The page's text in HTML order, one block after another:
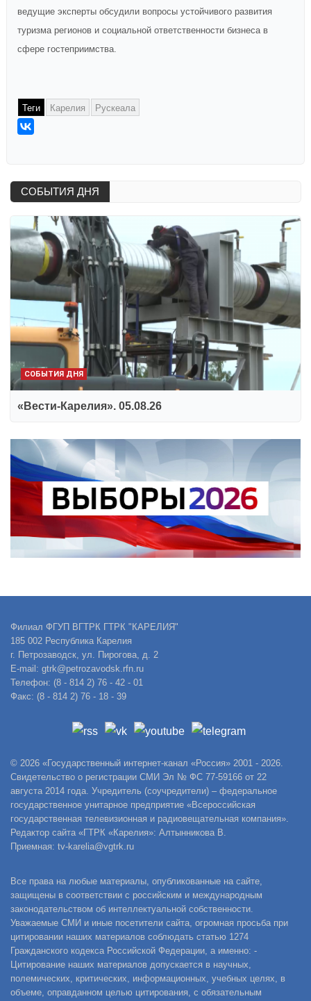
ведущие эксперты обсудили вопросы устойчивого развития
туризма регионов и социальной ответственности бизнеса в
сфере гостеприимства.
Теги Карелия Рускеала
СОБЫТИЯ ДНЯ
СОБЫТИЯ ДНЯ
«Вести-Карелия». 05.08.26
Филиал ФГУП ВГТРК ГТРК "КАРЕЛИЯ"
185 002 Республика Карелия
г. Петрозаводск, ул. Пирогова, д. 2
E-mail: gtrk@petrozavodsk.rfn.ru
Телефон: (8 - 814 2) 76 - 42 - 01
Факс: (8 - 814 2) 76 - 18 - 39
© 2026 «Государственный интернет-канал «Россия» 2001 - 2026.
Свидетельство о регистрации СМИ Эл № ФС 77-59166 от 22
августа 2014 года. Учредитель (соучредители) – федеральное
государственное унитарное предприятие «Всероссийская
государственная телевизионная и радиовещательная компания».
Редактор сайта «ГТРК «Карелия»: Алтынникова В.
Приемная: tv-karelia@vgtrk.ru
Все права на любые материалы, опубликованные на сайте,
защищены в соответствии с российским и международным
законодательством об интеллектуальной собственности.
Уважаемые СМИ и иные посетители сайта, огромная просьба при
цитировании наших материалов соблюдать статью 1274
Гражданского кодекса Российской Федерации, а именно: -
Цитирование наших материалов допускается в научных,
полемических, критических, информационных, учебных целях, в
объеме, оправданном целью цитирования, с обязательным